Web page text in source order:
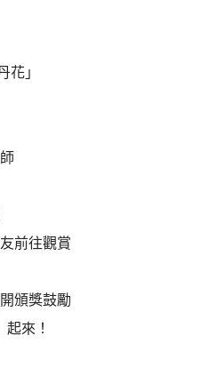
花」
前往觀賞
頒獎鼓勵
來！